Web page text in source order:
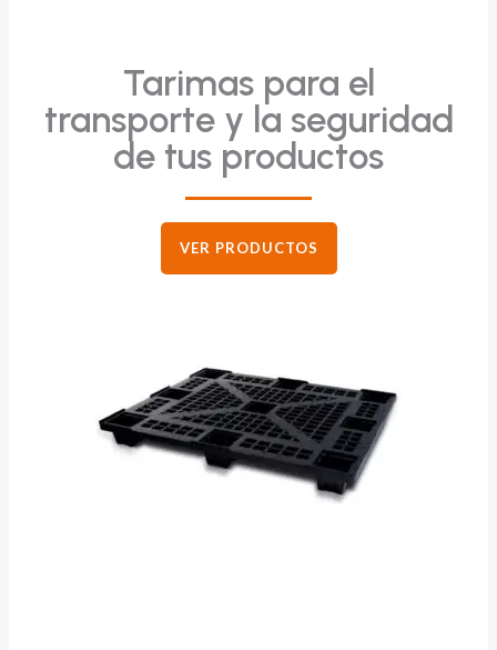
Tarimas para el
transporte y la seguridad
de tus productos
VER PRODUCTOS